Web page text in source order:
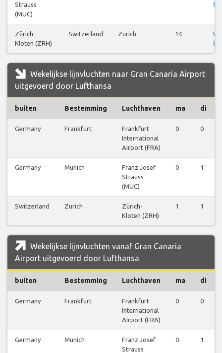
Strauss
(MUC)
Zürich-
Kloten (ZRH)
Switzerland Zurich 14
Wekelijkse lijnvluchten naar Gran Canaria Airport
uitgevoerd door Lufthansa
buiten Bestemming Luchthaven ma di
Germany Frankfurt
Frankfurt
International
Airport (FRA)
0 0
Germany Munich
Franz Josef
Strauss
(MUC)
0 1
Switzerland Zurich
Zürich-
Kloten (ZRH)
1 1
Wekelijkse lijnvluchten vanaf Gran Canaria
Airport uitgevoerd door Lufthansa
buiten Bestemming Luchthaven ma di
Germany Frankfurt
Frankfurt
International
Airport (FRA)
0 0
Germany Munich
Franz Josef
Strauss
0 1